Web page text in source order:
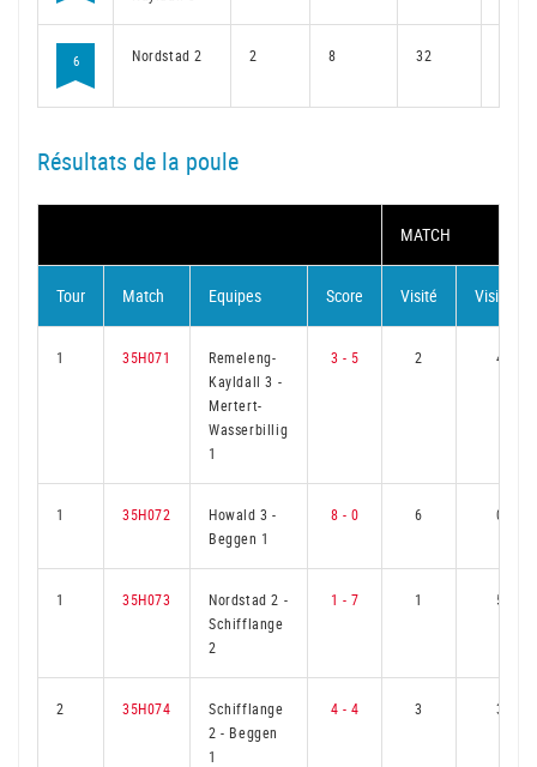
6 Nordstad 2 2 8 32
Résultats de la poule
MATCH
Tour Match Equipes Score Visité Visiteur
1 35H071
Remeleng-
Kayldall 3 -
Mertert-
Wasserbillig
1
3 - 5 2 4
1 35H072 Howald 3-
Beggen 1
8 - 0 6 0
1 35H073 Nordstad 2 -
Schifflange
2
1 - 7 1 5
2 35H074
Schifflange
2- Beggen
1
4 - 4 3 3